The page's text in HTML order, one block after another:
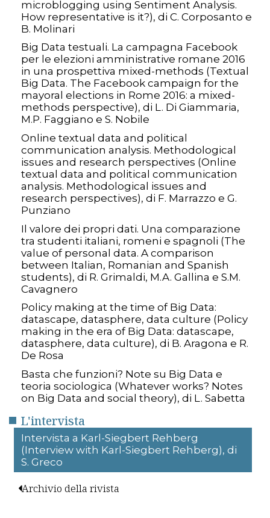
microblogging using Sentiment Analysis.
How representative is it?), di C. Corposanto e
B. Molinari
Big Data testuali. La campagna Facebook
per le elezioni amministrative romane 2016
in una prospettiva mixed-methods (Textual
Big Data. The Facebook campaign for the
mayoral elections in Rome 2016: a mixed-
methods perspective), di L. Di Giammaria,
M.P. Faggiano e S. Nobile
Online textual data and political
communication analysis. Methodological
issues and research perspectives (Online
textual data and political communication
analysis. Methodological issues and
research perspectives), di F. Marrazzo e G.
Punziano
Il valore dei propri dati. Una comparazione
tra studenti italiani, romeni e spagnoli (The
value of personal data. A comparison
between Italian, Romanian and Spanish
students), di R. Grimaldi, M.A. Gallina e S.M.
Cavagnero
Policy making at the time of Big Data:
datascape, datasphere, data culture (Policy
making in the era of Big Data: datascape,
datasphere, data culture), di B. Aragona e R.
De Rosa
Basta che funzioni? Note su Big Data e
teoria sociologica (Whatever works? Notes
on Big Data and social theory), di L. Sabetta
L'intervista
Intervista a Karl-Siegbert Rehberg
(Interview with Karl-Siegbert Rehberg), di
S. Greco
Archivio della rivista